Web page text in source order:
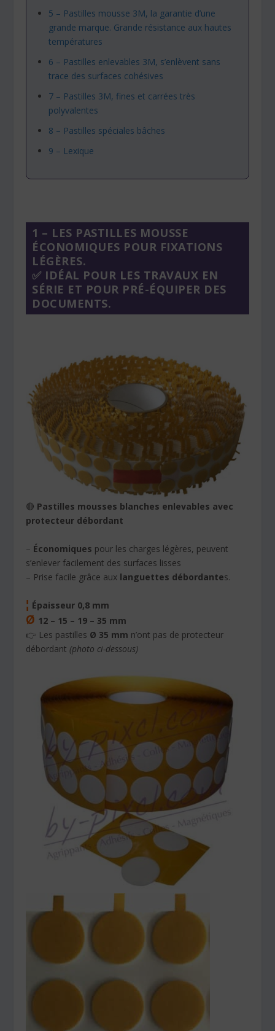
5 – Pastilles mousse 3M, la garantie d’une
grande marque. Grande résistance aux hautes
températures
6 – Pastilles enlevables 3M, s’enlèvent sans
trace des surfaces cohésives
7 – Pastilles 3M, fines et carrées très
polyvalentes
8 – Pastilles spéciales bâches
9 – Lexique
1 – LES PASTILLES MOUSSE
ÉCONOMIQUES POUR FIXATIONS
LÉGÈRES.
✅ IDÉAL POUR LES TRAVAUX EN
SÉRIE ET POUR PRÉ-ÉQUIPER DES
DOCUMENTS.
🔴 Pastilles mousses blanches enlevables avec
protecteur débordant
– Économiques pour les charges légères, peuvent
s’enlever facilement des surfaces lisses
– Prise facile grâce aux languettes débordantes.
¦ Épaisseur 0,8 mm
Ø 12 – 15 – 19 – 35 mm
👉 Les pastilles Ø 35 mm n’ont pas de protecteur
débordant (photo ci-dessous)